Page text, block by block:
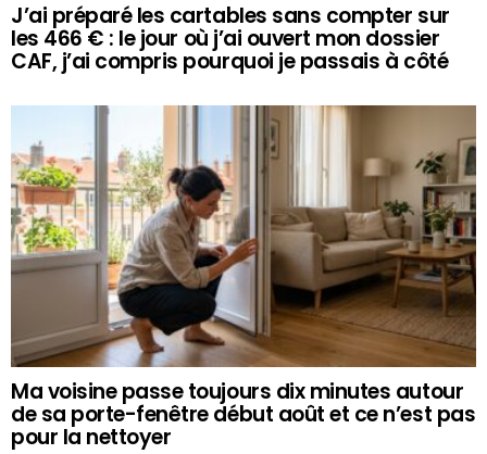
J’ai préparé les cartables sans compter sur
les 466 € : le jour où j’ai ouvert mon dossier
CAF, j’ai compris pourquoi je passais à côté
Ma voisine passe toujours dix minutes autour
de sa porte-fenêtre début août et ce n’est pas
pour la nettoyer